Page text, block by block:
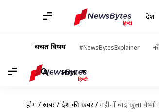
देश
चर्चित विषय #NewsBytesExplainer
Hindi
होम / खबरें / देश की खबरें / महीनों बाद खुला